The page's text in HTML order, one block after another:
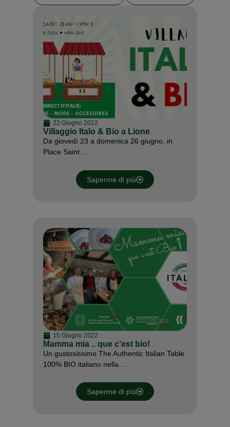
22 Giugno 2022
Villaggio Italo & Bio a Lione
Da giovedì 23 a domenica 26 giugno, in
Place Saint…
Saperme di più
15 Giugno 2022
Mamma mia .. que c’est bio!
Un gustosissimo The Authentic Italian Table
100% BIO italiano nella…
Saperme di più